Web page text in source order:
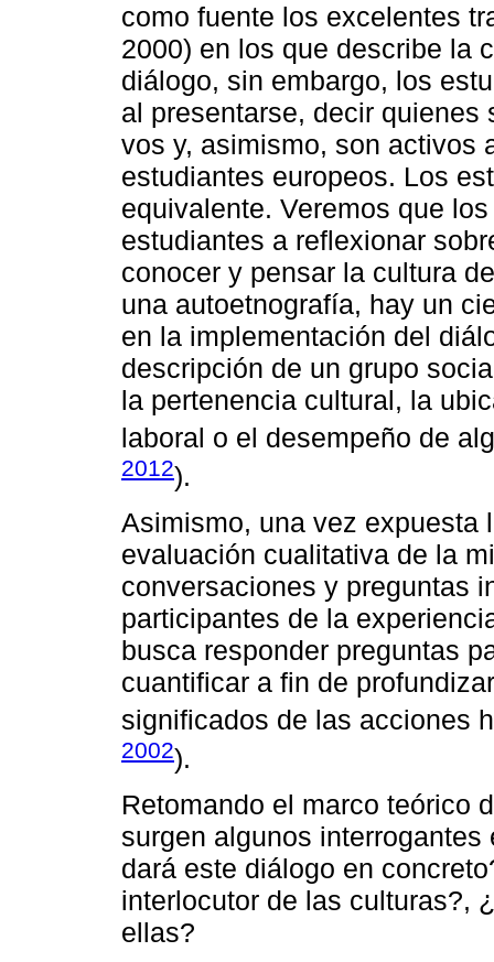
como fuente los excelentes
2000) en los que describe la
diálogo, sin embargo, los
al presentarse, decir
vos y, asimismo, son activos
estudiantes europeos. Los
equivalente. Veremos que
estudiantes a reflexionar
conocer y pensar la cultura
una autoetnografía, hay un
en la implementación del
descripción de un grupo
la pertenencia cultural, la
laboral o el desempeño de
2012).
Asimismo, una vez expuesta
evaluación cualitativa de la
conversaciones y preguntas
participantes de la
busca responder preguntas
cuantificar a fin de
significados de las acciones
2002).
Retomando el marco teórico
surgen algunos
dará este diálogo en
interlocutor de las culturas?,
ellas?